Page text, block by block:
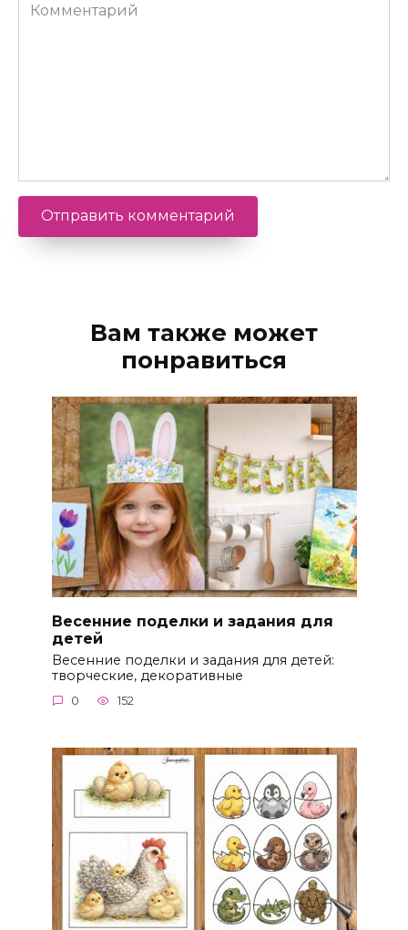
Вам также может
понравиться
Весенние поделки и задания для
детей
Весенние поделки и задания для детей:
творческие, декоративные
0 152